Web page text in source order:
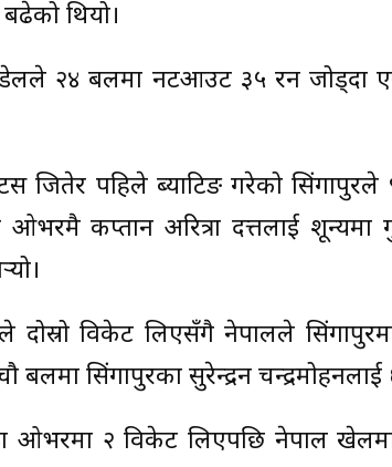
थियो।
२४ बलमा नटआउट ३५ रन
जितेर पहिले ब्याटिङ गरेको सिंगापुरले
ओभरमै कप्तान अरित्रा दत्तलाई शून्यमा
दोस्रो विकेट लिएसँगै नेपालले
सिंगापुरका सुरेन्द्रन चन्द्रमोहनलाई
२ विकेट लिएपछि नेपाल खेलमा